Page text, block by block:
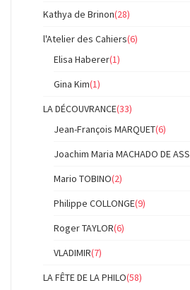
Kathya de Brinon(28)
l'Atelier des Cahiers(6)
Elisa Haberer(1)
Gina Kim(1)
LA DÉCOUVRANCE(33)
Jean-François MARQUET(6)
Joachim Maria MACHADO DE
Mario TOBINO(2)
Philippe COLLONGE(9)
Roger TAYLOR(6)
VLADIMIR(7)
LA FÊTE DE LA PHILO(58)